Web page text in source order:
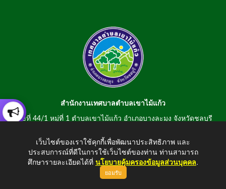
สำนักงานเทศบาลตำบลเขาไม้แก้ว
เลขที่ 44/1 หมู่ที่ 1 ตำบลเขาไม้แก้ว อำเภอบางละมุง จังหวัดชลบุรี
สอบถามข้อมูลโทรศัพท์/โทรสาร 0-3807-2634-5
E-mail : saraban@khaomaikaew.go.th
เว็บไซต์ของเราใช้คุกกี้เพื่อพัฒนาประสิทธิภาพ และ
ประสบการณ์ที่ดีในการใช้เว็บไซต์ของท่าน ท่านสามารถ
ศึกษารายละเอียดได้ที่ นโยบายคุ้มครองข้อมูลส่วนบุคคล.
ยอมรับ